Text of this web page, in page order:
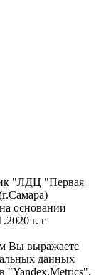
"ЛДЦ "Первая
основании
г. г
Вы выражаете
данных
"Yandex.Metrics".